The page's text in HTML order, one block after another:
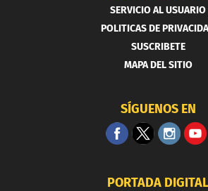
SERVICIO AL USUARIO
POLITICAS DE
SUSCRIBETE
MAPA DEL SITIO
SÍGUENOS EN
PORTADA DIGITAL